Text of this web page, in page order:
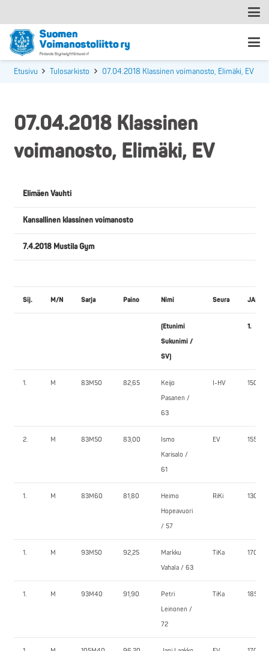
Etusivu Tulosarkisto 07.04.2018 Klassinen voimanosto, Elimäki, EV
07.04.2018 Klassinen
voimanosto, Elimäki, EV
Elimäen Vauhti
Kansallinen klassinen voimanosto
7.4.2018 Mustila Gym
Sij. M/N Sarja Paino Nimi Seura
(Etunimi
Sukunimi /
SV)
1.
1. M 83M50 82,65
Keijo
Pasanen /
63
I-HV 150,0
2. M 83M50 83,00
Ismo
Karisalo /
61
EV 155,0
1. M 83M60 81,80
Heimo
Hopeavuori
/ 57
RiKi 130,0
1. M 93M50 92,25
Markku
Vahala / 63
TiKa 170,0
1. M 93M40 91,90
Petri
Leinonen /
72
TiKa 185,0